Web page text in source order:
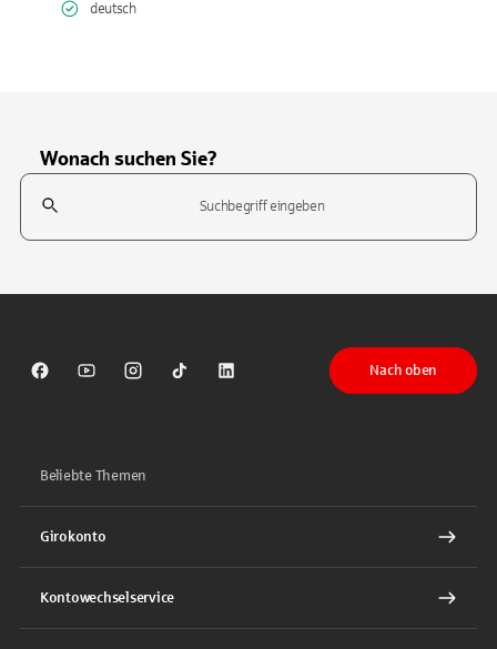
deutsch
Wonach suchen Sie?
Suchfeld
Sparkasse auf Facebook
Sparkasse auf Youtube
Sparkasse auf Instagram
Sparkasse auf TikTok
Sparkasse auf LinkedIn
Nach oben
Beliebte Themen
Girokonto
Kontowechselservice